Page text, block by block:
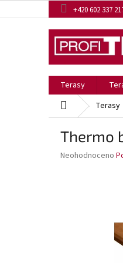
na
+420 602 337
Terasy
Domů Terasy
Thermo
Průměrné
Neohodnoceno